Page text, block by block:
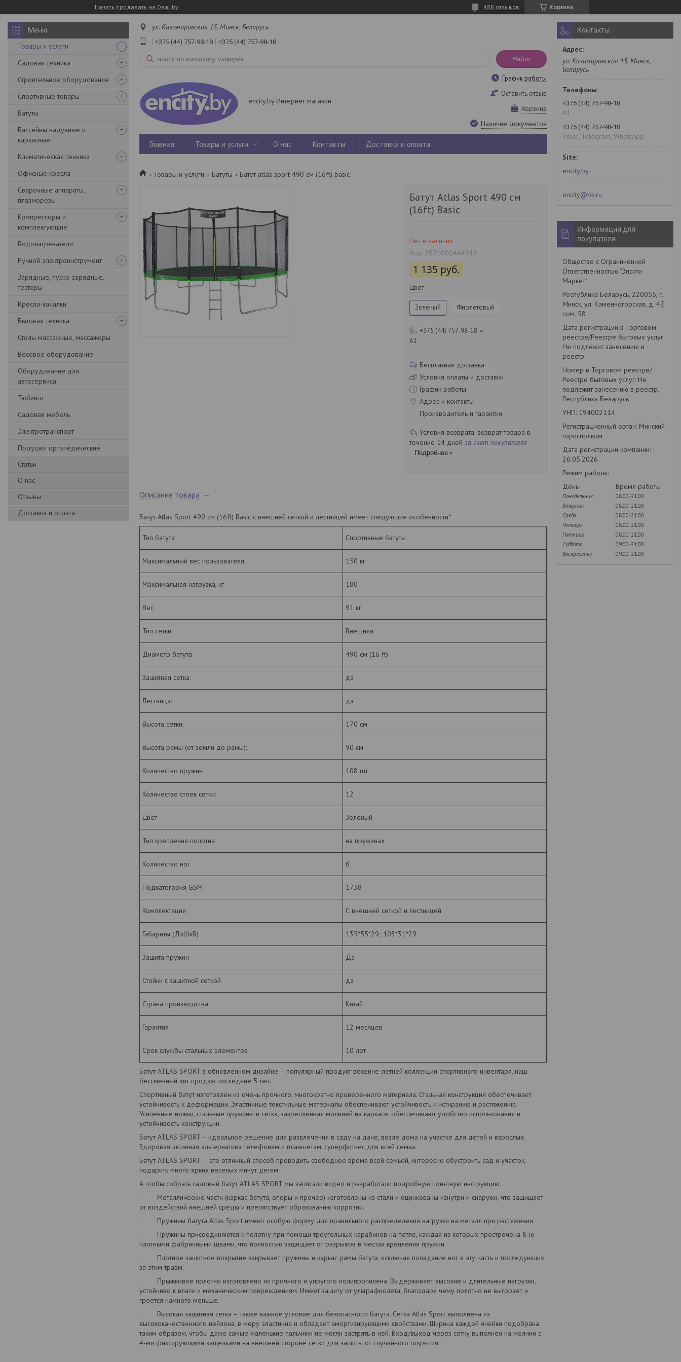
Начать продавать на Deal.by Корзина
488 отзывов
Товары и услуги
Садовая техника
Строительное оборудование
Спортивные товары
Батуты
Бассейны надувные и
каркасные
Климатическая техника
Офисные кресла
Сварочные аппараты,
плазморезы
Компрессоры и
комплектующие
Водонагреватели
Ручной электроинструмент
Зарядные, пуско-зарядные,
тестеры
Кресла-качалки
Бытовая техника
Столы массажные, массажеры
Весовое оборудование
Оборудование для
автосервиса
Тюбинги
Садовая мебель
Электротранспорт
Подушки ортопедические
Статьи
О нас
Отзывы
Доставка и оплата
ул. Казимировская 15, Минск, Беларусь
+375 (44) 757-98-18 +375 (44) 757-98-18
Найти
encity.by Интернет магазин
График работы
Оставить отзыв
Корзина
Наличие документов
Главная Товары и услуги О нас Контакты Доставка и оплата
Товары и услуги Батуты Батут atlas sport 490 см (16ft) basic
Батут Atlas Sport 490 см
(16ft) Basic
Нет в наличии
Код: 2071000444918
1 135 руб.
Цвет:
Зелёный Фиолетовый
+375 (44) 757-98-18
A1
Бесплатная доставка
Условия оплаты и доставки
График работы
Адрес и контакты
Производитель и гарантия
возврат товара в
течение 14 дней за счет покупателя
Подробнее
Описание товара
Батут Atlas Sport 490 см (16ft) Basic с внешней сеткой и лестницей имеет следующие особенности^
Тип батута Спортивные батуты
Максимальный вес пользователя: 150 кг
Максимальная нагрузка, кг 180
Вес 91 кг
Тип сетки Внешняя
Диаметр батута 490 см (16 ft)
Защитная сетка: да
Лестница: да
Высота сетки: 170 см
Высота рамы (от земли до рамы): 90 см
Количество пружин 108 шт
Количество стоек сетки: 12
Цвет Зеленый
Тип крепления полотна на пружинах
Количество ног 6
Подкатегория GSM 1738
Комплектация С внешней сеткой и лестницей
Габариты (ДхШхВ) 135*55*29; 103*31*29
Защита пружин Да
Стойки с защитной сеткой да
Страна производства Китай
Гарантия 12 месяцев
Срок службы стальных элементов 10 лет
Батут ATLAS SPORT в обновленном дизайне – популярный продукт весенне-летней коллекции спортивного инвентаря, наш
бессменный хит продаж последние 5 лет.
Спортивный батут изготовлен из очень прочного, многократно проверенного материала. Стальная конструкция обеспечивает
устойчивость к деформации. Эластичные текстильные материалы обеспечивают устойчивость к истиранию и растяжению.
Усиленные ножки, стальные пружины и сетка, закрепленная молнией на каркасе, обеспечивают удобство использования и
устойчивость конструкции.
Батут ATLAS SPORT – идеальное решение для развлечения в саду на даче, возле дома на участке для детей и взрослых.
Здоровая активная альтернатива телефонам и планшетам, суперфитнес для всей семьи.
Батут ATLAS SPORT — это отличный способ проводить свободное время всей семьей, интересно обустроить сад и участок,
подарить много ярких веселых минут детям.
А чтобы собрать садовый батут ATLAS SPORT мы записали видео и разработали подробную понятную инструкцию.
· Металлические части (каркас батута, опоры и прочее) изготовлены из стали и оцинкованы изнутри и снаружи, что защищает
от воздействий внешней среды и препятствует образованию коррозии.
· Пружины батута Atlas Sport имеют особую форму для правильного распределения нагрузки на металл при растяжении.
· Пружины присоединяются к полотну при помощи треугольных карабинов на петле, каждая из которых прострочена 8-ю
плотными фабричными швами, что полностью защищает от разрывов в местах крепления пружин.
· Плотное защитное покрытие закрывает пружины и каркас рамы батута, исключая попадание ног в эту часть и последующих
за этим травм.
· Прыжковое полотно изготовлено из прочного и упругого полипропилена. Выдерживает высокие и длительные нагрузки,
устойчиво к влаге и механическим повреждениям. Имеет защиту от ультрафиолета, благодаря чему полотно не выгорает и
греется намного меньше.
· Высокая защитная сетка – также важное условие для безопасности батута. Сетка Atlas Sport выполнена из
высококачественного нейлона, в меру эластична и обладает амортизирующими свойствами. Ширина каждой ячейки подобрана
таким образом, чтобы даже самые маленькие пальчики не могли застрять в ней. Вход/выход через сетку выполнен на молнии с
4-мя фиксирующими защелками на внешней стороне сетки для защиты от случайного открытия.
Контакты
ул. Казимировская 15, Минск,
Беларусь
+375 (44) 757-98-18
A1
+375 (44) 757-98-18
Viber, Telegram, WhatsApp
encity.by
encity@bk.ru
Информация для
покупателя
Общество с Ограниченной
Ответственностью "Энсити
Маркет"
Республика Беларусь, 220055, г.
Минск, ул. Каменногорская, д. 47,
пом. 58
Дата регистрации в Торговом
реестре/Реестре бытовых услуг:
Не подлежит занесению в
реестр
Номер в Торговом реестре/
Реестре бытовых услуг: Не
подлежит занесению в реестр,
Республика Беларусь
УНП: 194002114
Регистрационный орган: Минский
горисполком
Дата регистрации компании:
26.05.2026
Режим работы:
День
Время работы
Понедельник
08:00-21:00
Вторник
08:00-21:00
Среда
08:00-21:00
Четверг
08:00-21:00
Пятница
08:00-21:00
Суббота
09:00-21:00
Воскресенье
09:00-21:00